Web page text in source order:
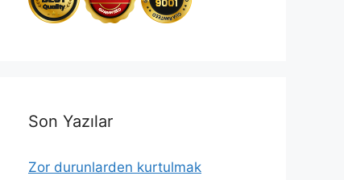
Son Yazılar
Zor durunlarden kurtulmak